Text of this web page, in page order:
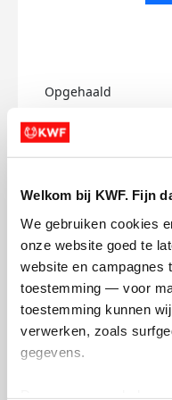
Welkom bij KWF. Fijn
We gebruiken cookies
onze website goed te
website en
toestemming — voor
toestemming kunnen
verwerken, zoals
gegevens.
Opgehaald